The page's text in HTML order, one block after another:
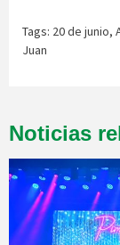
Tags: 20 de junio,
Juan
Noticias